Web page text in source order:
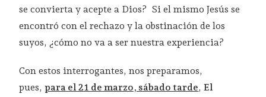
se convierta y acepte a Dios? Si el mismo Jesús se
encontró con el rechazo y la obstinación de los
suyos, ¿cómo no va a ser nuestra experiencia?
Con estos interrogantes, nos preparamos,
pues,para el 21 de marzo, sábado tarde,El